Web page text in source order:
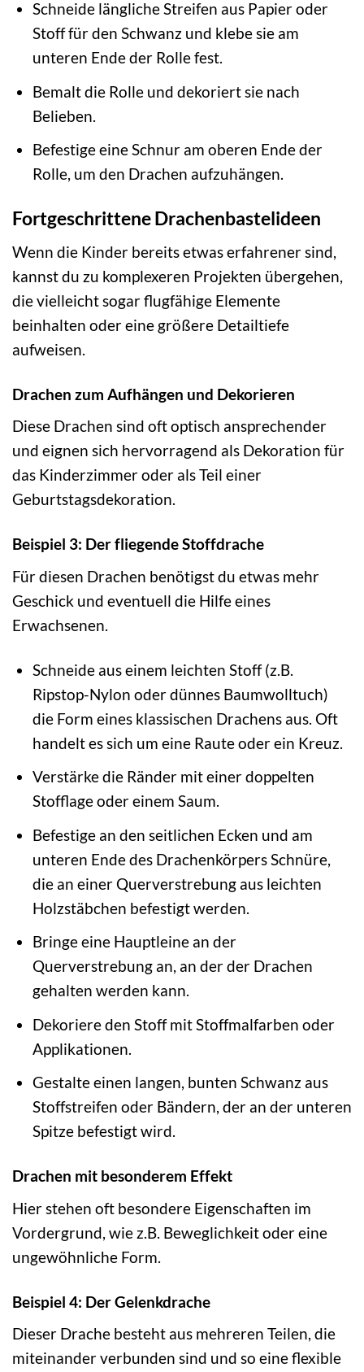
Schneide längliche Streifen aus Papier oder
Stoff für den Schwanz und klebe sie am
unteren Ende der Rolle fest.
Bemalt die Rolle und dekoriert sie nach
Belieben.
Befestige eine Schnur am oberen Ende der
Rolle, um den Drachen aufzuhängen.
Fortgeschrittene Drachenbastelideen
Wenn die Kinder bereits etwas erfahrener sind,
kannst du zu komplexeren Projekten übergehen,
die vielleicht sogar flugfähige Elemente
beinhalten oder eine größere Detailtiefe
aufweisen.
Drachen zum Aufhängen und Dekorieren
Diese Drachen sind oft optisch ansprechender
und eignen sich hervorragend als Dekoration für
das Kinderzimmer oder als Teil einer
Geburtstagsdekoration.
Beispiel 3: Der fliegende Stoffdrache
Für diesen Drachen benötigst du etwas mehr
Geschick und eventuell die Hilfe eines
Erwachsenen.
Schneide aus einem leichten Stoff (z.B.
Ripstop-Nylon oder dünnes Baumwolltuch)
die Form eines klassischen Drachens aus. Oft
handelt es sich um eine Raute oder ein Kreuz.
Verstärke die Ränder mit einer doppelten
Stofflage oder einem Saum.
Befestige an den seitlichen Ecken und am
unteren Ende des Drachenkörpers Schnüre,
die an einer Querverstrebung aus leichten
Holzstäbchen befestigt werden.
Bringe eine Hauptleine an der
Querverstrebung an, an der der Drachen
gehalten werden kann.
Dekoriere den Stoff mit Stoffmalfarben oder
Applikationen.
Gestalte einen langen, bunten Schwanz aus
Stoffstreifen oder Bändern, der an der unteren
Spitze befestigt wird.
Drachen mit besonderem Effekt
Hier stehen oft besondere Eigenschaften im
Vordergrund, wie z.B. Beweglichkeit oder eine
ungewöhnliche Form.
Beispiel 4: Der Gelenkdrache
Dieser Drache besteht aus mehreren Teilen, die
miteinander verbunden sind und so eine flexible